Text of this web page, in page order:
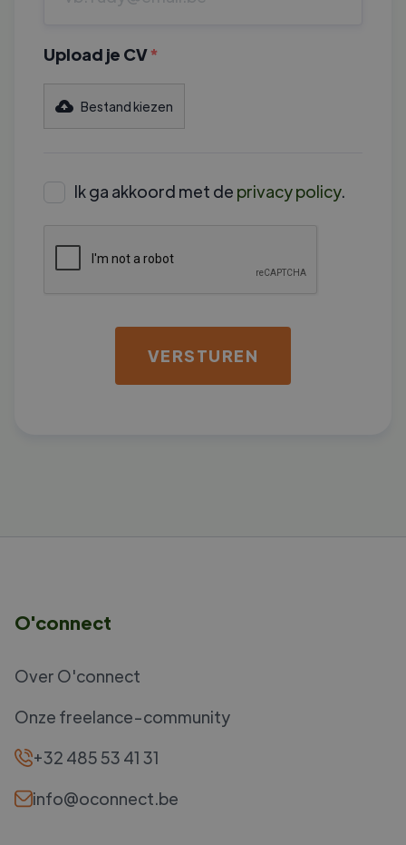
Upload je CV*
Bestand kiezen
Ik ga akkoord met de privacy policy.
O'connect
Over O'connect
Onze freelance-community
+32 485 53 41 31
info@oconnect.be